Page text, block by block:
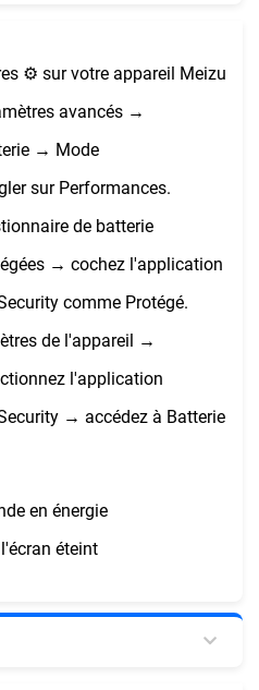
⚙︎ sur votre appareil Meizu
avancés →
→ Mode
sur Performances.
de batterie
→ cochez l'application
comme Protégé.
de l'appareil →
l'application
→ accédez à Batterie
en énergie
éteint